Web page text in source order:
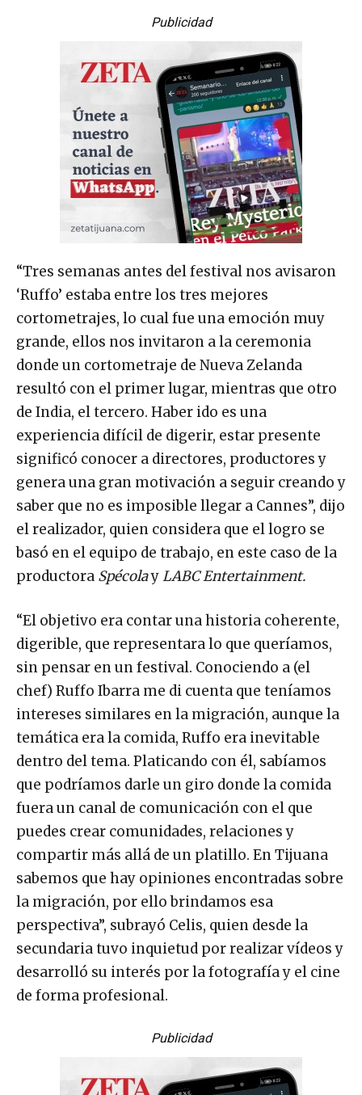
Publicidad
“Tres semanas antes del festival nos avisaron
‘Ruffo’ estaba entre los tres mejores
cortometrajes, lo cual fue una emoción muy
grande, ellos nos invitaron a la ceremonia
donde un cortometraje de Nueva Zelanda
resultó con el primer lugar, mientras que otro
de India, el tercero. Haber ido es una
experiencia difícil de digerir, estar presente
significó conocer a directores, productores y
genera una gran motivación a seguir creando y
saber que no es imposible llegar a Cannes”, dijo
el realizador, quien considera que el logro se
basó en el equipo de trabajo, en este caso de la
productora SpécolayLABC Entertainment.
“El objetivo era contar una historia coherente,
digerible, que representara lo que queríamos,
sin pensar en un festival. Conociendo a (el
chef) Ruffo Ibarra me di cuenta que teníamos
intereses similares en la migración, aunque la
temática era la comida, Ruffo era inevitable
dentro del tema. Platicando con él, sabíamos
que podríamos darle un giro donde la comida
fuera un canal de comunicación con el que
puedes crear comunidades, relaciones y
compartir más allá de un platillo. En Tijuana
sabemos que hay opiniones encontradas sobre
la migración, por ello brindamos esa
perspectiva”, subrayó Celis, quien desde la
secundaria tuvo inquietud por realizar vídeos y
desarrolló su interés por la fotografía y el cine
de forma profesional.
Publicidad